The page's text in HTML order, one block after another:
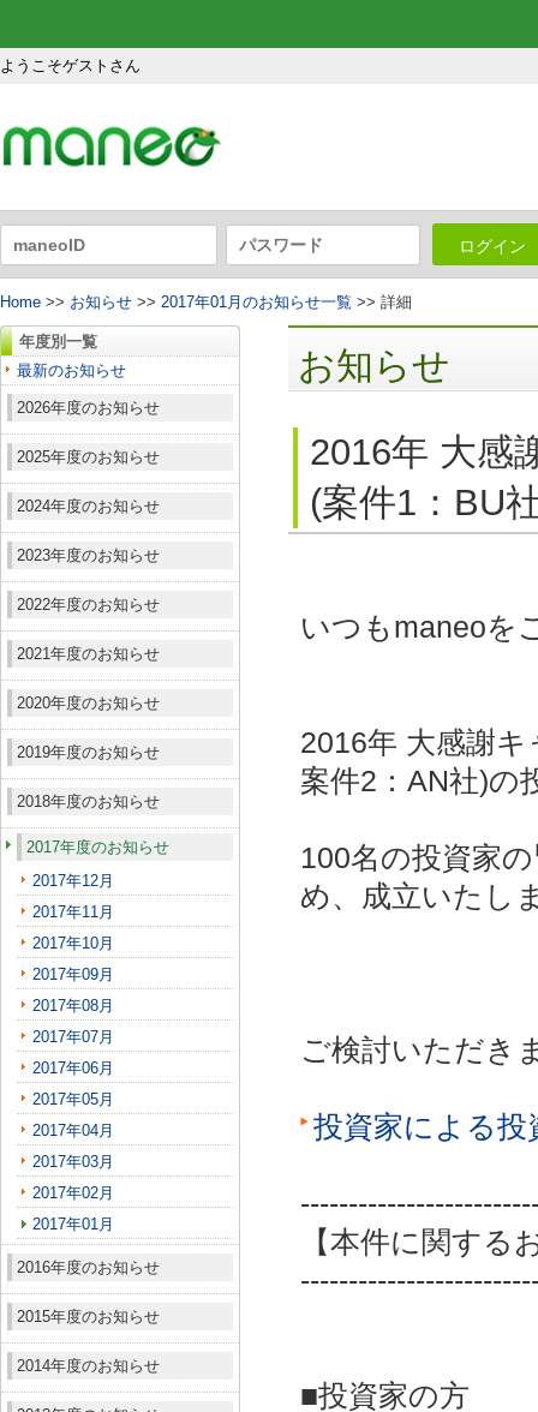
ようこそゲストさん
ログイン
Home >> お知らせ >> 2017年01月のお知らせ一覧 >> 詳細
年度別一覧
最新のお知らせ
2026年度のお知らせ
2025年度のお知らせ
2024年度のお知らせ
2023年度のお知らせ
2022年度のお知らせ
2021年度のお知らせ
2020年度のお知らせ
2019年度のお知らせ
2018年度のお知らせ
2017年度のお知らせ
2017年12月
2017年11月
2017年10月
2017年09月
2017年08月
2017年07月
2017年06月
2017年05月
2017年04月
2017年03月
2017年02月
2017年01月
2016年度のお知らせ
2015年度のお知らせ
2014年度のお知らせ
お知らせ
2016年 大感
(案件1：BU
いつもmaneoを
2016年 大感謝
案件2：AN社)の
100名の投資家
め、成立いたし
ご検討いただき
投資家による
【本件に関する
■投資家の方